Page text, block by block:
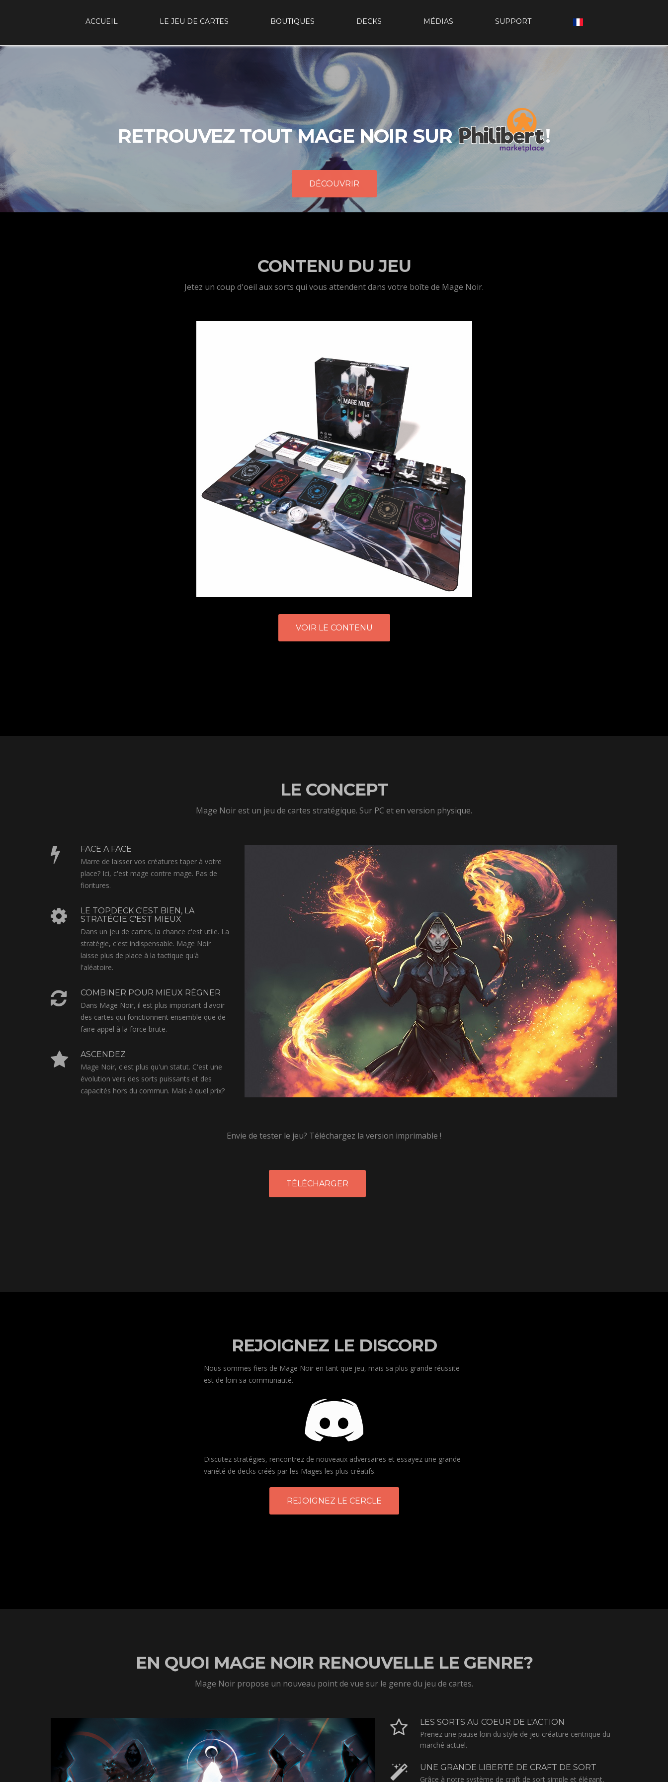
ACCUEIL LE JEU DE CARTES BOUTIQUES DECKS MÉDIAS SUPPORT
RETROUVEZ TOUT MAGE NOIR SUR !
DÉCOUVRIR
CONTENU DU JEU
Jetez un coup d'oeil aux sorts qui vous attendent dans votre boîte de Mage Noir.
VOIR LE CONTENU
LE CONCEPT
Mage Noir est un jeu de cartes stratégique. Sur PC et en version physique.
FACE À FACE
Marre de laisser vos créatures taper à votre
place? Ici, c'est mage contre mage. Pas de
fioritures.
LE TOPDECK C'EST BIEN, LA
STRATÉGIE C'EST MIEUX
Dans un jeu de cartes, la chance c'est utile. La
stratégie, c'est indispensable. Mage Noir
laisse plus de place à la tactique qu'à
l'aléatoire.
COMBINER POUR MIEUX RÉGNER
Dans Mage Noir, il est plus important d'avoir
des cartes qui fonctionnent ensemble que de
faire appel à la force brute.
ASCENDEZ
Mage Noir, c'est plus qu'un statut. C'est une
évolution vers des sorts puissants et des
capacités hors du commun. Mais à quel prix?
Envie de tester le jeu? Téléchargez la version imprimable !
TÉLÉCHARGER
REJOIGNEZ LE DISCORD
Nous sommes fiers de Mage Noir en tant que jeu, mais sa plus grande réussite
est de loin sa communauté.
Discutez stratégies, rencontrez de nouveaux adversaires et essayez une grande
variété de decks créés par les Mages les plus créatifs.
REJOIGNEZ LE CERCLE
EN QUOI MAGE NOIR RENOUVELLE LE GENRE?
Mage Noir propose un nouveau point de vue sur le genre du jeu de cartes.
LES SORTS AU COEUR DE L'ACTION
Prenez une pause loin du style de jeu créature centrique du
marché actuel.
UNE GRANDE LIBERTÉ DE CRAFT DE SORT
Grâce à notre système de craft de sort simple et élégant,